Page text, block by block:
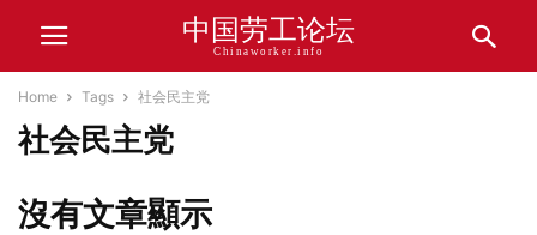
中国劳工论坛
Chinaworker.info
Home Tags 社会民主党
社会民主党
沒有文章顯示